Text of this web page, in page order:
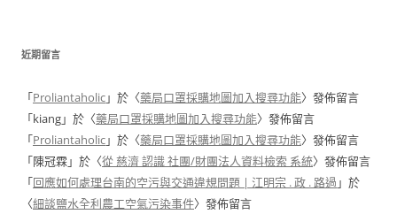
近期留言
「Proliantaholic」於〈藥局口罩採購地圖加入搜尋功能〉發佈留言
「kiang」於〈藥局口罩採購地圖加入搜尋功能〉發佈留言
「Proliantaholic」於〈藥局口罩採購地圖加入搜尋功能〉發佈留言
「陳冠霖」於〈從 慈濟 認識 社團/財團法人資料檢索 系統〉發佈留言
「回應如何處理台南的空污與交通違規問題 | 江明宗 . 政 . 路過 」於
〈細談鹽水全利農工空氣污染事件〉發佈留言